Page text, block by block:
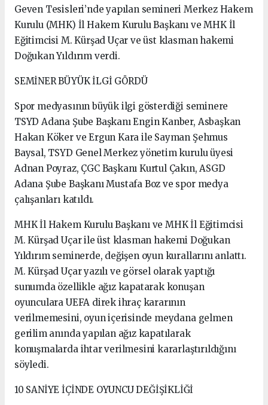
Geven Tesisleri’nde yapılan semineri Merkez Hakem
Kurulu (MHK) İl Hakem Kurulu Başkanı ve MHK İl
Eğitimcisi M. Kürşad Uçar ve üst klasman hakemi
Doğukan Yıldırım verdi.
SEMİNER BÜYÜK İLGİ GÖRDÜ
Spor medyasının büyük ilgi gösterdiği seminere
TSYD Adana Şube Başkanı Engin Kanber, Asbaşkan
Hakan Köker ve Ergun Kara ile Sayman Şehmus
Baysal, TSYD Genel Merkez yönetim kurulu üyesi
Adnan Poyraz, ÇGC Başkanı Kurtul Çakın, ASGD
Adana Şube Başkanı Mustafa Boz ve spor medya
çalışanları katıldı.
MHK İl Hakem Kurulu Başkanı ve MHK İl Eğitimcisi
M. Kürşad Uçar ile üst klasman hakemi Doğukan
Yıldırım seminerde, değişen oyun kurallarını anlattı.
M. Kürşad Uçar yazılı ve görsel olarak yaptığı
sunumda özellikle ağız kapatarak konuşan
oyunculara UEFA direk ihraç kararının
verilmemesini, oyun içerisinde meydana gelmen
gerilim anında yapılan ağız kapatılarak
konuşmalarda ihtar verilmesini kararlaştırıldığını
söyledi.
10 SANİYE İÇİNDE OYUNCU DEĞİŞİKLİĞİ